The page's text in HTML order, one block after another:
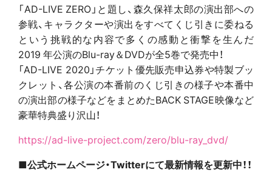
「AD-LIVE ZERO」と題し、森久保祥太郎の演出部への
参戦、キャラクターや演出をすべてくじ引きに委ねる
という挑戦的な内容で多くの感動と衝撃を生んだ
2019 年公演のBlu-ray＆DVDが全5巻で発売中！
「AD-LIVE 2020」チケット優先販売申込券や特製ブッ
クレット、各公演の本番前のくじ引きの様子や本番中
の演出部の様子などをまとめたBACK STAGE映像など
豪華特典盛り沢山！
https://ad-live-project.com/zero/blu-ray_dvd/
■公式ホームページ・Twitterにて最新情報を更新中！！